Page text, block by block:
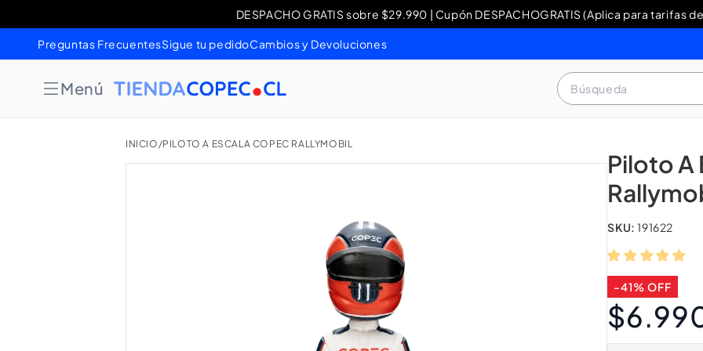
al contenido
DESPACHO GRATIS sobre $29.990 | Cupón DESPACHOGRATIS (Aplica para tarifas
Cambios y Devoluciones: contacto WhatsApp + 56 9 3460 4429 o al
Preguntas FrecuentesSigue tu pedidoCambios y Devoluciones
Menú Búsqueda
INICIO/PILOTO A ESCALA COPEC RALLYMOBIL
Piloto A
SKU: 191622
-41% OFF